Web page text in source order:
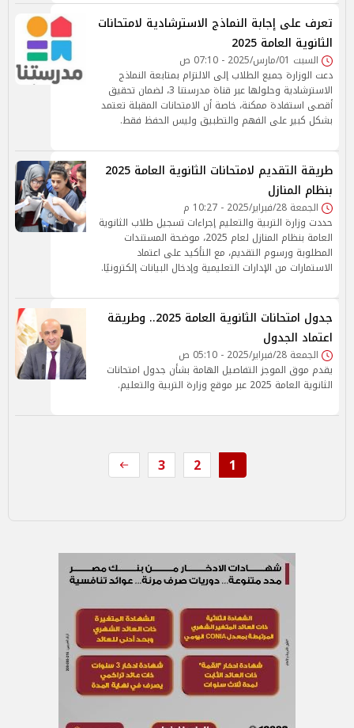
تعرف على إجابة النماذج الاسترشادية لامتحانات
الثانوية العامة 2025
السبت 01/مارس/2025 - 07:10 ص
دعت الوزارة جميع الطلاب إلى الالتزام بمتابعة النماذج
الاسترشادية وحلولها عبر قناة مدرستنا 3، لضمان تحقيق
أقصى استفادة ممكنة، خاصة أن الامتحانات المقبلة تعتمد
بشكل كبير على الفهم والتطبيق وليس الحفظ فقط.
طريقة التقديم لامتحانات الثانوية العامة 2025
بنظام المنازل
الجمعة 28/فبراير/2025 - 10:27 م
حددت وزارة التربية والتعليم إجراءات تسجيل طلاب الثانوية
العامة بنظام المنازل لعام 2025، موضحة المستندات
المطلوبة ورسوم التقديم، مع التأكيد على اعتماد
الاستمارات من الإدارات التعليمية وإدخال البيانات إلكترونيًا.
جدول امتحانات الثانوية العامة 2025.. وطريقة
اعتماد الجدول
الجمعة 28/فبراير/2025 - 05:10 ص
يقدم موق الموجز التفاصيل الهامة بشأن جدول امتحانات
الثانوية العامة 2025 عبر موقع وزارة التربية والتعليم.
1
2
3